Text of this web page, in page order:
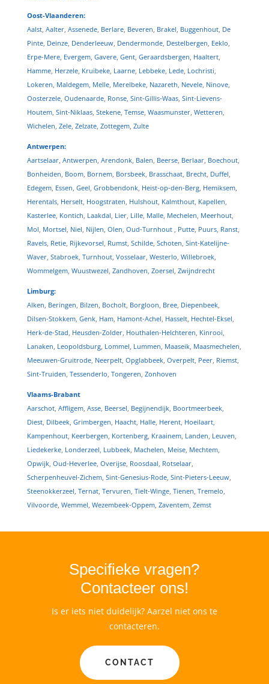
Oost-Vlaanderen:
Aalst, Aalter, Assenede, Berlare, Beveren Brakel Buggenhout, De
Pinte, Deinze, Denderleeuw, Dendermonde, Destelbergen Eeklo
Erpe-Mere, Evergem, Gavere, Gent, Geraardsbergen Haaltert,
Hamme, Herzele, Kruibeke, Laarne, Lebbeke, Lede, Lochristi
Lokeren Maldegem, Melle, Merelbeke, Nazareth Nevele, Ninove,
Oosterzele, Oudenaarde, Ronse, Sint-Gillis-Waas, Sint-Lievens-
Houtem, Sint-Niklaas, Stekene, Temse, Waasmunster, Wetteren
Wichelen Zele, Zelzate, Zottegem, Zulte
Antwerpen:
Aartselaar, Antwerpen Arendonk, Balen Beerse, Berlaar, Boechout,
Bonheiden Boom, Bornem, Borsbeek, Brasschaat, Brecht, Duffel
Edegem, Essen Geel Grobbendonk, Heist-op-den-Berg, Hemiksem,
Herentals, Herselt, Hoogstraten Hulshout, Kalmthout, Kapellen
Kasterlee, Kontich Laakdal Lier, Lille, Malle, Mechelen Meerhout,
Mol Mortsel Niel Nijlen Olen Oud-Turnhout Putte, Puurs, Ranst,
Ravels, Retie, Rijkevorsel Rumst, Schilde, Schoten Sint-Katelijne-
Waver, Stabroek, Turnhout, Vosselaar, Westerlo Willebroek,
Wommelgem, Wuustwezel Zandhoven Zoersel Zwijndrecht
Limburg:
Alken Beringen Bilzen Bocholt, Borgloon Bree, Diepenbeek,
Dilsen-Stokkem, Genk, Ham, Hamont-Achel Hasselt, Hechtel-Eksel
Herk-de-Stad Heusden-Zolder, Houthalen-Helchteren Kinrooi
Lanaken Leopoldsburg, Lommel Lummen Maaseik, Maasmechelen
Meeuwen-Gruitrode, Neerpelt, Opglabbeek, Overpelt, Peer, Riemst,
Sint-Truiden Tessenderlo Tongeren Zonhoven
Vlaams-Brabant
Aarschot, Affligem, Asse, Beersel Begijnendijk, Boortmeerbeek,
Diest, Dilbeek, Grimbergen Haacht, Halle, Herent, Hoeilaart,
Kampenhout, Keerbergen Kortenberg, Kraainem, Landen Leuven
Liedekerke, Londerzeel Lubbeek, Machelen Meise, Mechtem,
Opwijk, Oud-Heverlee, Overijse, Roosdaal Rotselaar,
Scherpenheuvel-Zichem, Sint-Genesius-Rode, Sint-Pieters-Leeuw,
Steenokkerzeel Ternat, Tervuren Tielt-Winge, Tienen Tremelo
Vilvoorde, Wemmel Wezembeek-Oppem, Zaventem, Zemst
Specifieke vragen?
Contacteer ons!
Is er iets niet duidelijk? Aarzel niet ons te
contacteren.
CONTACT